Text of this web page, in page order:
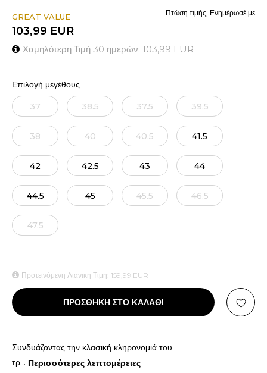
GREAT VALUE
103,99 EUR
Χαμηλότερη Τιμή 30 ημερών: 103,99 EUR
Πτώση τιμής; Ενημέρωσέ με
Επιλογή μεγέθους
37 38.5 37.5 39.5
38 40 40.5 41.5
42 42.5 43 44
44.5 45 45.5 46.5
47.5
Προτεινόμενη Λιανική Τιμή: 159,99 EUR
ΠΡΟΣΘΗΚΗ ΣΤΟ ΚΑΛΑΘΙ
Συνδυάζοντας την κλασική κληρονομιά του
τρ... Περισσότερες λεπτομέρειες